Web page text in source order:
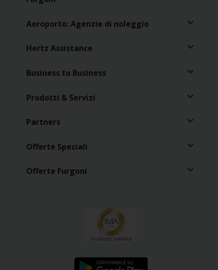
Service
Loyalty
Aeroporto: Agenzie di noleggio
Hertz Assistance
Business to Business
Prodotti & Servizi
Partners
Offerte Speciali
Offerte Furgoni